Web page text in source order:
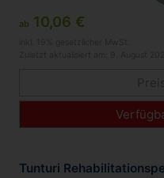
ab 10,06 €
Tunturi